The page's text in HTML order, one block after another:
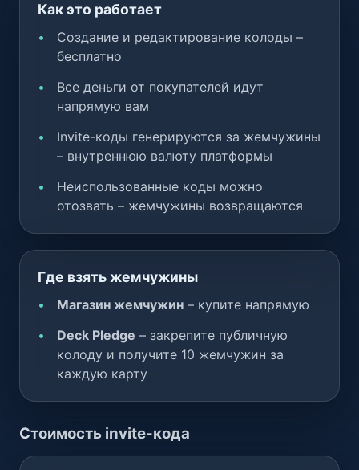
Как это работает
Создание и редактирование колоды –
бесплатно
Все деньги от покупателей идут
напрямую вам
Invite-коды генерируются за жемчужины
– внутреннюю валюту платформы
Неиспользованные коды можно
отозвать – жемчужины возвращаются
Где взять жемчужины
Магазин жемчужин – купите напрямую
Deck Pledge – закрепите публичную
колоду и получите 10 жемчужин за
каждую карту
Стоимость invite-кода